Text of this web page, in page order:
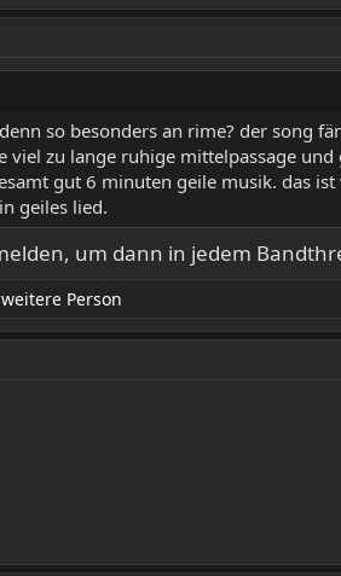
so besonders an rime? der song
viel zu lange ruhige mittelpassage
gut 6 minuten geile musik. das
geiles lied.
um dann in jedem
Person